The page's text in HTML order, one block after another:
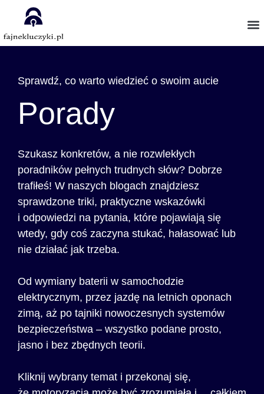
Sprawdź, co warto wiedzieć o swoim aucie
Porady
Szukasz konkretów, a nie rozwlekłych
poradników pełnych trudnych słów? Dobrze
trafiłeś! W naszych blogach znajdziesz
sprawdzone triki, praktyczne wskazówki
i odpowiedzi na pytania, które pojawiają się
wtedy, gdy coś zaczyna stukać, hałasować lub
nie działać jak trzeba.
Od wymiany baterii w samochodzie
elektrycznym, przez jazdę na letnich oponach
zimą, aż po tajniki nowoczesnych systemów
bezpieczeństwa – wszystko podane prosto,
jasno i bez zbędnych teorii.
Kliknij wybrany temat i przekonaj się,